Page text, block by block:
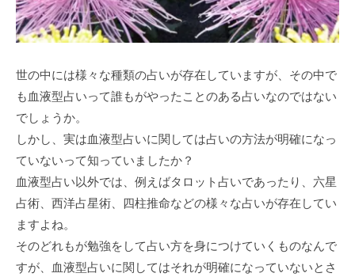
世の中には様々な種類の占いが存在していますが、その中で
も血液型占いって誰もがやったことのある占いなのではない
でしょうか。
しかし、実は血液型占いに関しては占いの方法が明確になっ
ていないって知っていましたか？
血液型占い以外では、例えばタロット占いであったり、六星
占術、西洋占星術、四柱推命などの様々な占いが存在してい
ますよね。
そのどれもが勉強をして占い方を身につけていくものなんで
すが、血液型占いに関してはそれが明確になっていないとさ